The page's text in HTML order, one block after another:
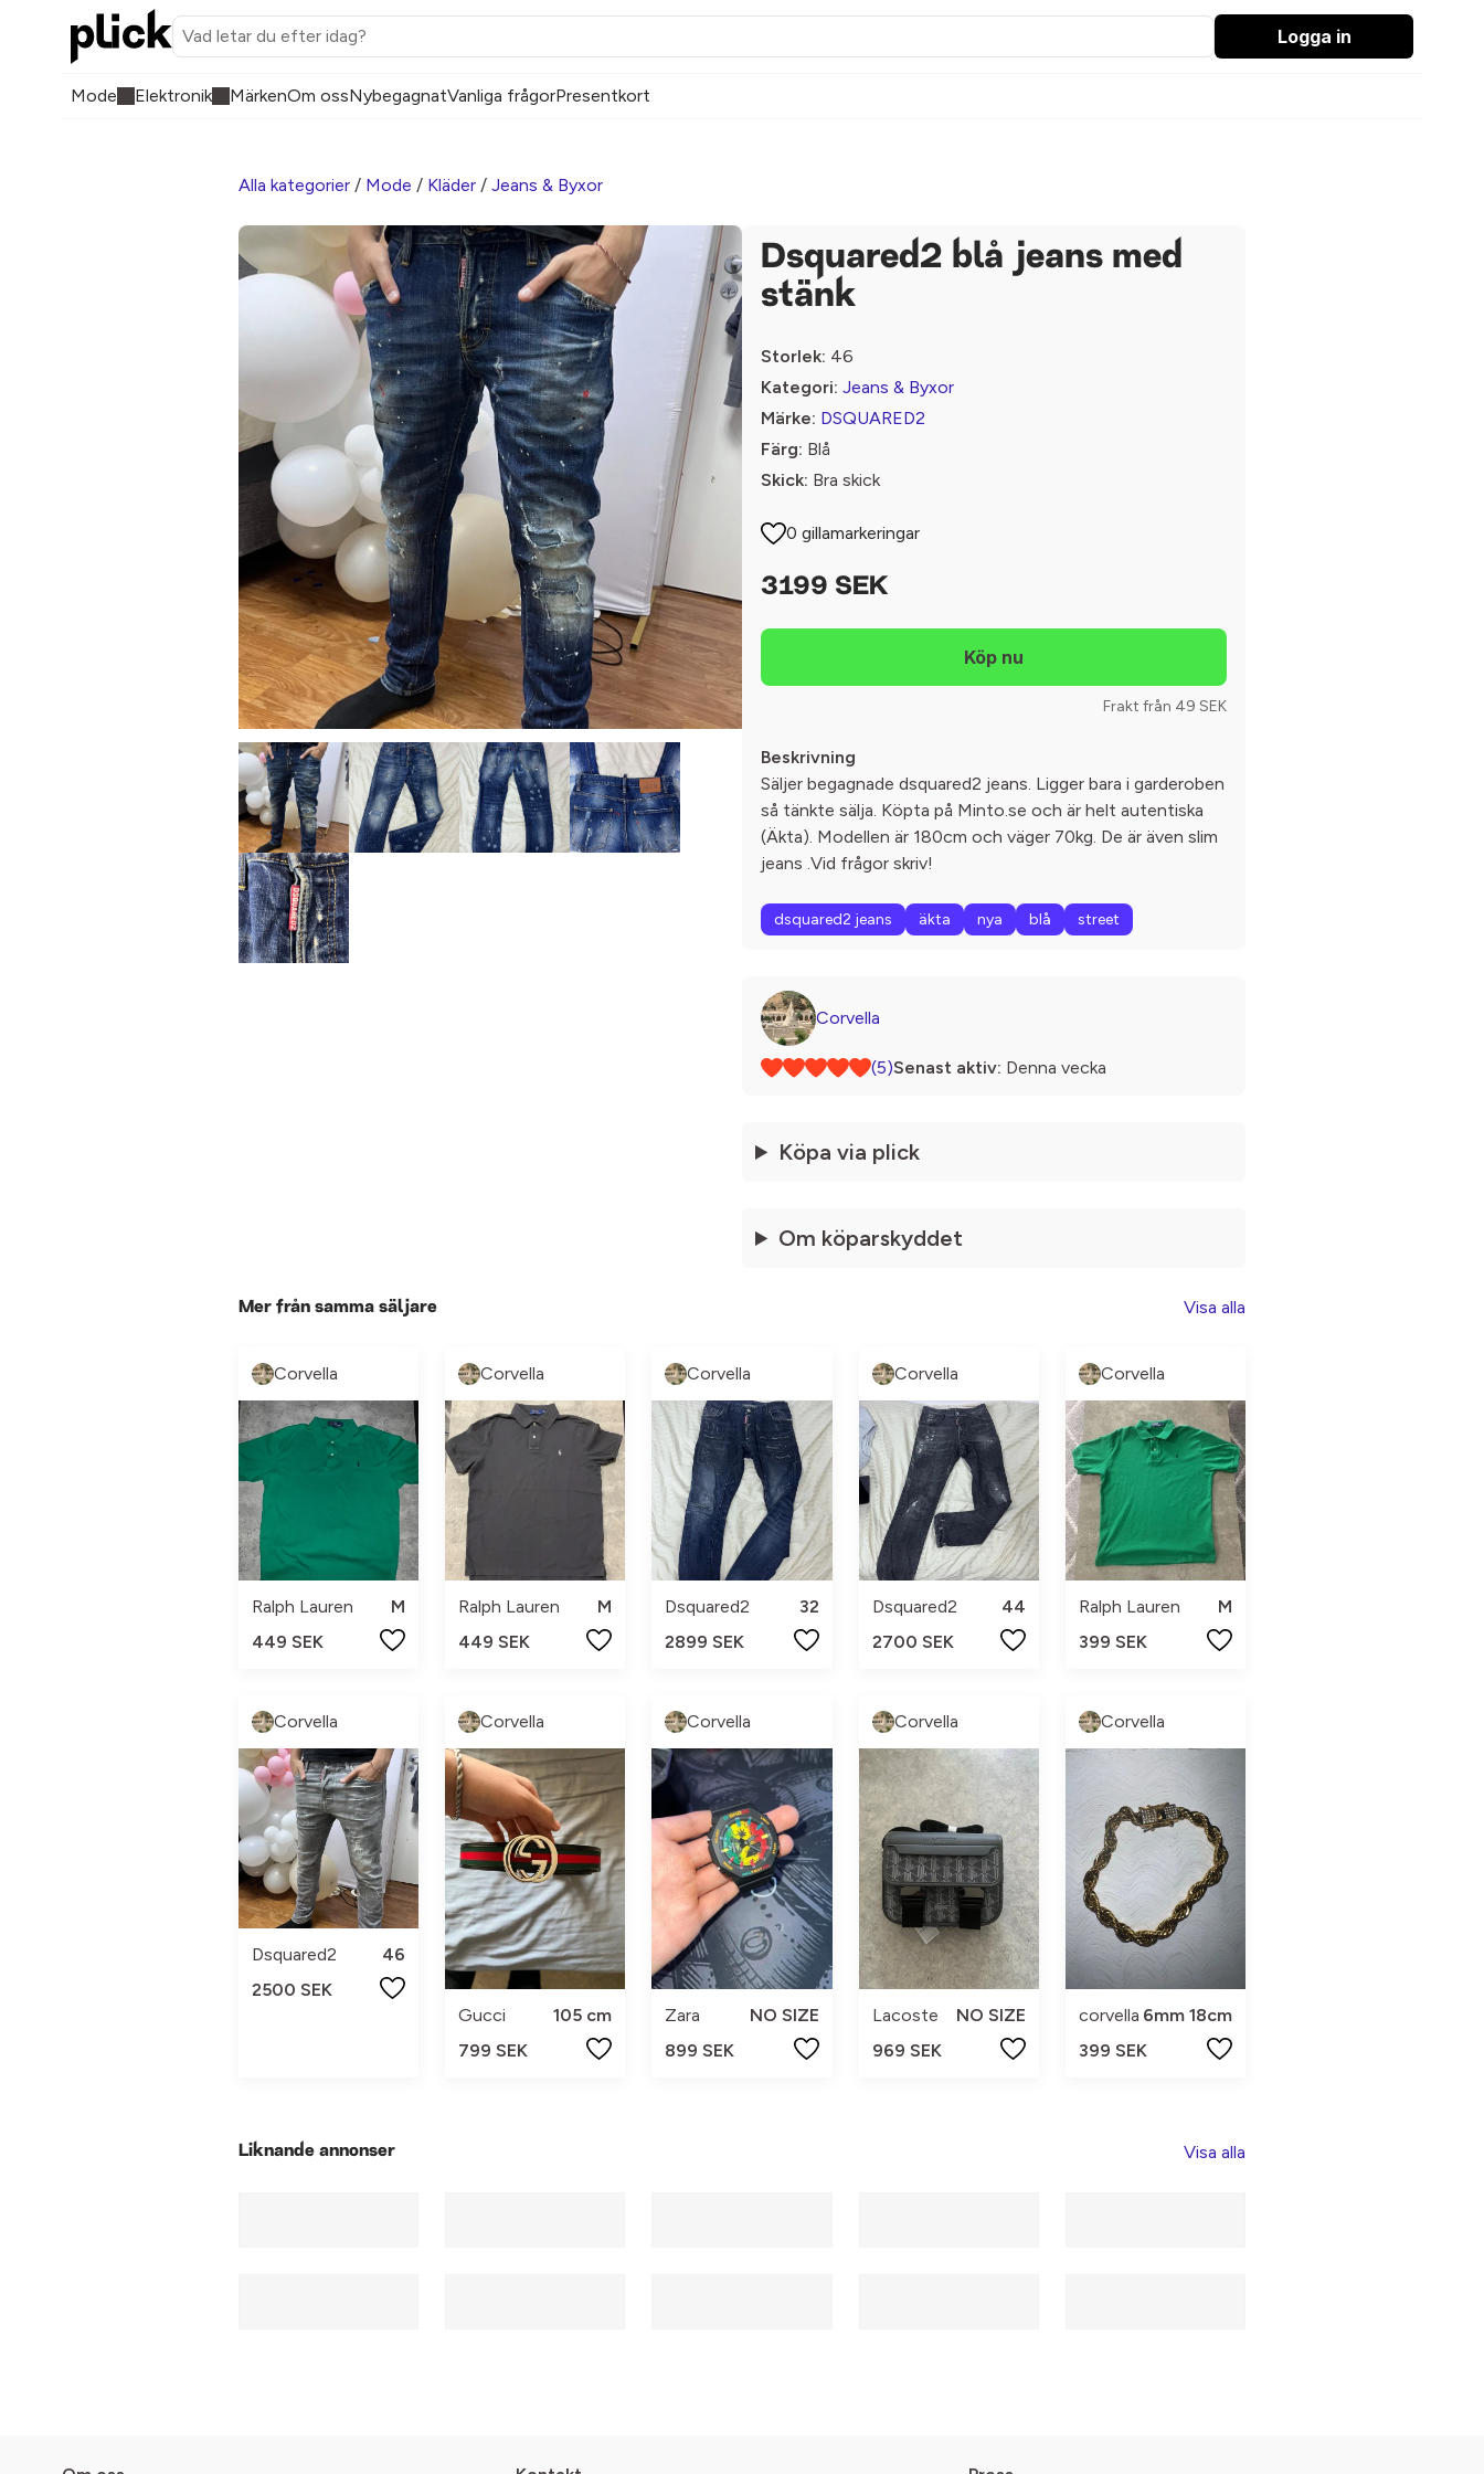
Logga in
Mode Elektronik MärkenOm ossNybegagnatVanliga frågorPresentkort
Alla kategorier / Mode / Kläder / Jeans & Byxor
Dsquared2 blå jeans med
stänk
Storlek: 46
Kategori: Jeans & Byxor
Märke: DSQUARED2
Färg: Blå
Skick: Bra skick
0 gillamarkeringar
3199 SEK
Frakt från 49 SEK
Beskrivning
Säljer begagnade dsquared2 jeans. Ligger bara i garderoben
så tänkte sälja. Köpta på Minto.se och är helt autentiska
(Äkta). Modellen är 180cm och väger 70kg. De är även slim
jeans .Vid frågor skriv!
dsquared2 jeans äkta nya blå street
Corvella
(5)Senast aktiv: Denna vecka
Köpa via plick
Om köparskyddet
Mer från samma säljare Visa alla
Corvella
Ralph Lauren
M
449 SEK
Corvella
Ralph Lauren
M
449 SEK
Corvella
Dsquared2
32
2899 SEK
Corvella
Dsquared2
44
2700 SEK
Corvella
Ralph Lauren
M
399 SEK
Corvella
Dsquared2
46
2500 SEK
Corvella
Gucci
105 cm
799 SEK
Corvella
Zara
NO SIZE
899 SEK
Corvella
Lacoste
NO SIZE
969 SEK
Corvella
corvella 6mm 18cm
399 SEK
Liknande annonser Visa alla